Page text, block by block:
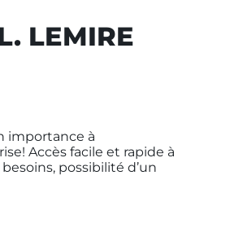
LEMIRE
importance à
Accès facile et rapide à
possibilité d’un